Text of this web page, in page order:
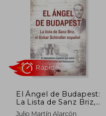
5%
El Ángel de Budapest:
La Lista de Sanz Briz,
el Oskar Schindler
Julio Martín Alarcón